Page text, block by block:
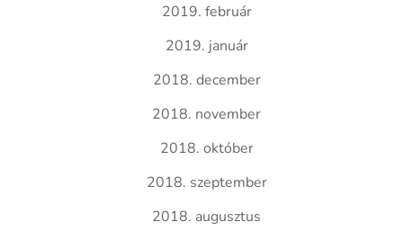
2019. február
2019. január
2018. december
2018. november
2018. október
2018. szeptember
2018. augusztus